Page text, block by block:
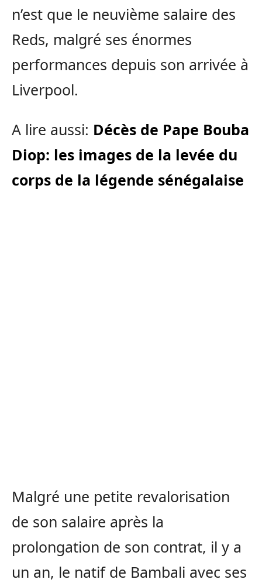
n’est que le neuvième salaire des
Reds, malgré ses énormes
performances depuis son arrivée à
Liverpool.
A lire aussi: Décès de Pape Bouba
Diop: les images de la levée du
corps de la légende sénégalaise
Malgré une petite revalorisation
de son salaire après la
prolongation de son contrat, il y a
un an, le natif de Bambali avec ses